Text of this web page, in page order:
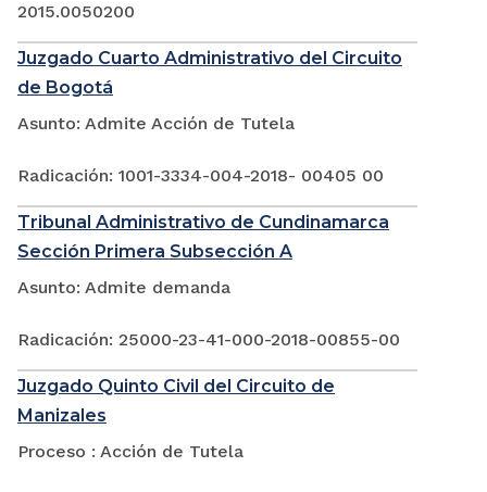
2015.0050200
Juzgado Cuarto Administrativo del Circuito
de Bogotá
Asunto: Admite Acción de Tutela
Radicación: 1001-3334-004-2018- 00405 00
Tribunal Administrativo de Cundinamarca
Sección Primera Subsección A
Asunto: Admite demanda
Radicación: 25000-23-41-000-2018-00855-00
Juzgado Quinto Civil del Circuito de
Manizales
Proceso : Acción de Tutela